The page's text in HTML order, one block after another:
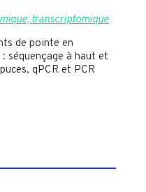
transcriptomique
de pointe en
séquençage à haut et
qPCR et PCR